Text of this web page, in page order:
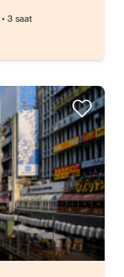
• 3 saat